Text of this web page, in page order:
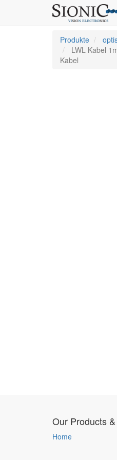
Produkte
LWL Kabel
Kabel
Our Products
Home